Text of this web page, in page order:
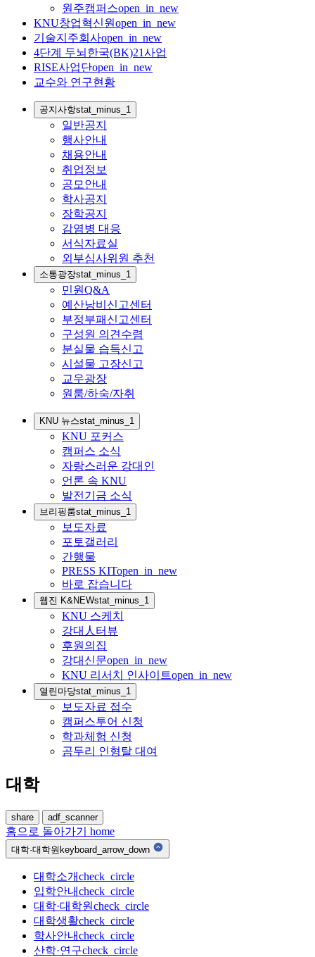
원주캠퍼스open_in_new
KNU창업혁신원open_in_new
기술지주회사open_in_new
4단계 두뇌한국(BK)21사업
RISE사업단open_in_new
교수와 연구현황
공지사항stat_minus_1
일반공지
행사안내
채용안내
취업정보
공모안내
학사공지
장학공지
감염병 대응
서식자료실
외부심사위원 추천
소통광장stat_minus_1
민원Q&A
예산낭비신고센터
부정부패신고센터
구성원 의견수렴
분실물 습득신고
시설물 고장신고
교우광장
원룸/하숙/자취
KNU 뉴스stat_minus_1
KNU 포커스
캠퍼스 소식
자랑스러운 강대인
언론 속 KNU
발전기금 소식
브리핑룸stat_minus_1
보도자료
포토갤러리
간행물
PRESS KITopen_in_new
바로 잡습니다
웹진 K&NEWstat_minus_1
KNU 스케치
강대人터뷰
후원의집
강대신문open_in_new
KNU 리서치 인사이트open_in_new
열린마당stat_minus_1
보도자료 접수
캠퍼스투어 신청
학과체험 신청
곰두리 인형탈 대여
대학
share adf_scanner
홈으로 돌아가기 home
대학·대학원keyboard_arrow_down
대학소개check_circle
입학안내check_circle
대학·대학원check_circle
대학생활check_circle
학사안내check_circle
산학·연구check_circle